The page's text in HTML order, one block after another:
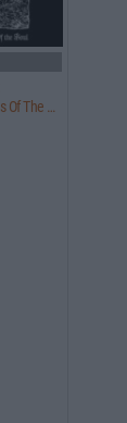
Crude Exhibitions Of The Soul